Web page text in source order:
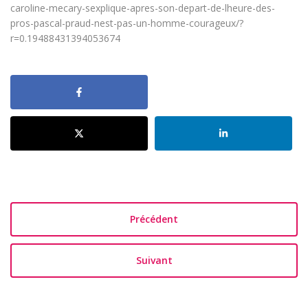
caroline-mecary-sexplique-apres-son-depart-de-lheure-des-
pros-pascal-praud-nest-pas-un-homme-courageux/?
r=0.19488431394053674
Précédent
Suivant